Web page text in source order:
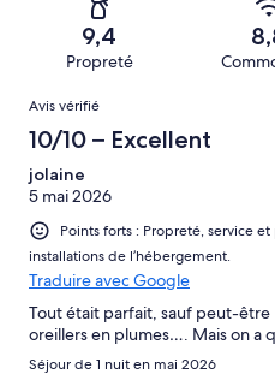
sur 5365.
sur 5365.
125 avis
sur 5365.
9,4
Propreté
Avis
Avis vérifié
10/10 – Excellent
jolaine
5 mai 2026
Points forts : Propreté, service
installations de l’hébergement.
Traduire avec Google
Tout était parfait, sauf peut-être
oreillers en plumes…. Mais on a
Séjour de 1 nuit en mai 2026